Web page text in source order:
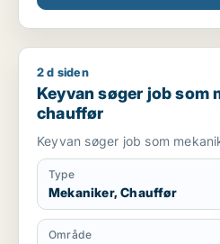
Keyvan søger job som
2 d siden
Keyvan søger job som
chauffør
Keyvan søger job som
Type
Mekaniker, Chauffør
Område